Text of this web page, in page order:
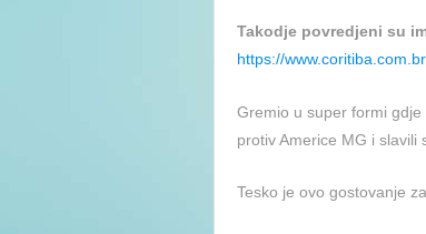
Takodje povredjeni su
https://
Gremio u super formi
protiv Americe MG i slavili
Tesko je ovo gostovanje